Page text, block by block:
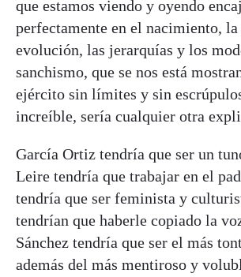
que estamos viendo y oyendo
perfectamente en el nacimiento,
evolución, las jerarquías y los
sanchismo, que se nos está
ejército sin límites y sin
increíble, sería cualquier otra
García Ortiz tendría que ser un
Leire tendría que trabajar en el
tendría que ser feminista y
tendrían que haberle copiado la
Sánchez tendría que ser el más
además del más mentiroso y